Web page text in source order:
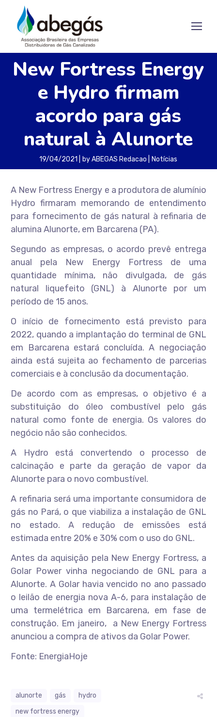
New Fortress Energy
e Hydro firmam
acordo para gás
natural à Alunorte
19/04/2021 byABEGAS Redacao Notícias
A New Fortress Energy e a produtora de alumínio
Hydro firmaram memorando de entendimento
para fornecimento de gás natural à refinaria de
alumina Alunorte, em Barcarena (PA).
Segundo as empresas, o acordo prevê entrega
anual pela New Energy Fortress de uma
quantidade mínima, não divulgada, de gás
natural liquefeito (GNL) à Alunorte por um
período de 15 anos.
O início de fornecimento está previsto para
2022, quando a implantação do terminal de GNL
em Barcarena estará concluída. A negociação
ainda está sujeita ao fechamento de parcerias
comerciais e à conclusão da documentação.
De acordo com as empresas, o objetivo é a
substituição do óleo combustível pelo gás
natural como fonte de energia. Os valores do
negócio não são conhecidos.
A Hydro está convertendo o processo de
calcinação e parte da geração de vapor da
Alunorte para o novo combustível.
A refinaria será uma importante consumidora de
gás no Pará, o que viabiliza a instalação de GNL
no estado. A redução de emissões está
estimada entre 20% e 30% com o uso do GNL.
Antes da aquisição pela New Energy Fortress, a
Golar Power vinha negociando de GNL para a
Alunorte. A Golar havia vencido no ano passado
o leilão de energia nova A-6, para instalação de
uma termelétrica em Barcarena, em fase de
construção. Em janeiro, a New Energy Fortress
anunciou a compra de ativos da Golar Power.
Fonte: EnergiaHoje
alunorte gás
hydro
new fortress energy